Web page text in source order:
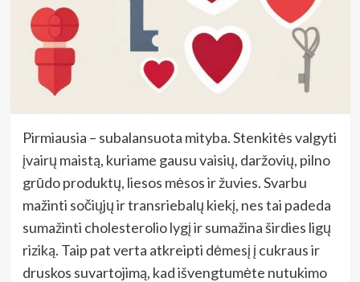
Pirmiausia – subalansuota mityba. Stenkitės valgyti
įvairų maistą, kuriame gausu vaisių, daržovių, pilno
grūdo produktų, liesos mėsos ir žuvies. Svarbu
mažinti sočiųjų ir transriebalų kiekį, nes tai padeda
sumažinti cholesterolio lygį ir sumažina širdies ligų
riziką. Taip pat verta atkreipti dėmesį į cukraus ir
druskos suvartojimą, kad išvengtumėte nutukimo